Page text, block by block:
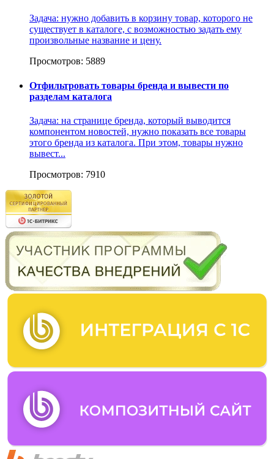
Задача: нужно добавить в корзину товар, которого не
существует в каталоге, с возможностью задать ему
произвольные название и цену.
Просмотров: 5889
Отфильтровать товары бренда и вывести по
разделам каталога
Задача: на странице бренда, который выводится
компонентом новостей, нужно показать все товары
этого бренда из каталога. При этом, товары нужно
вывест...
Просмотров: 7910